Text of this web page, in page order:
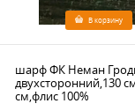
В корзину
шарф ФК Неман
двухсторонний,130
см,флис 100%